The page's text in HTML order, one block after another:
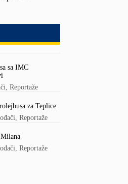
sa IMC
,Reportaže
za Teplice
,Reportaže
,Reportaže